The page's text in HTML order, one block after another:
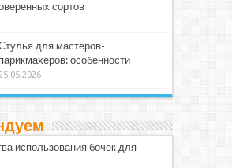
сортов
для мастеров-
парикмахеров: особенности
использования бочек для